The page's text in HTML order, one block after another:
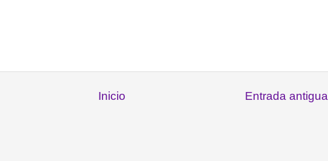
Entrada antigua
Inicio